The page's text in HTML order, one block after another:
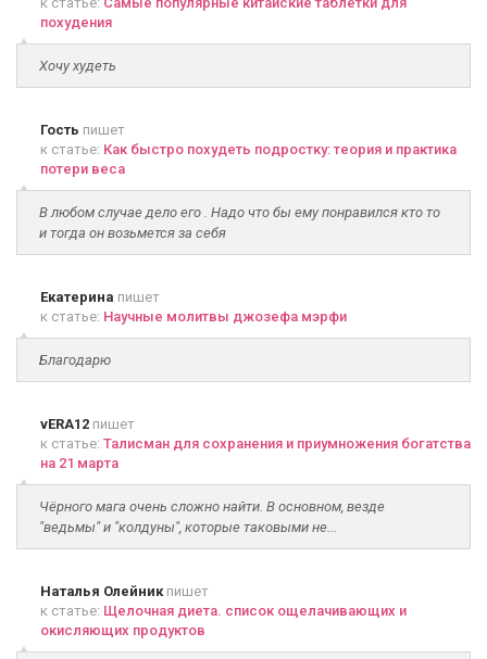
похудения
Хочу худеть
Гость пишет
к статье: Как быстро похудеть подростку: теория и практика
потери веса
В любом случае дело его . Надо что бы ему понравился кто то
и тогда он возьмется за себя
Екатерина пишет
к статье: Научные молитвы джозефа мэрфи
Благодарю
vERA12 пишет
к статье: Талисман для сохранения и приумножения богатства
на 21 марта
Чёрного мага очень сложно найти. В основном, везде
"ведьмы" и "колдуны", которые таковыми не...
Наталья Олейникпишет
к статье: Щелочная диета. список ощелачивающих и
окисляющих продуктов